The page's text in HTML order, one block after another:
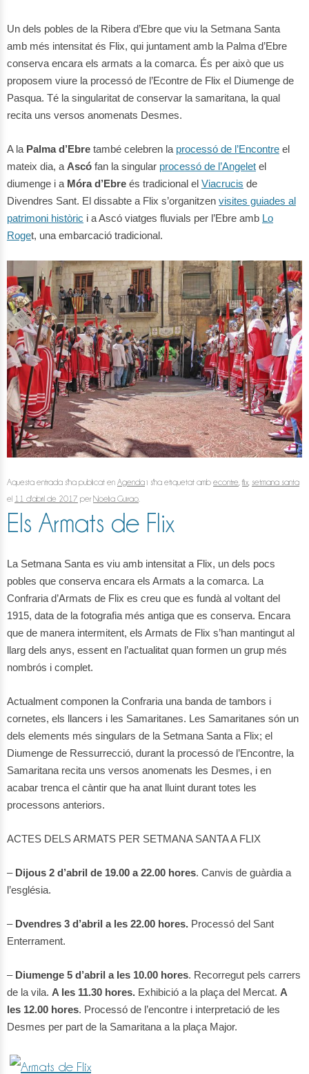
Un dels pobles de la Ribera d’Ebre que viu la Setmana Santa
amb més intensitat és Flix, qui juntament amb la Palma d’Ebre
conserva encara els armats a la comarca. És per això que us
proposem viure la processó de l’Econtre de Flix el Diumenge de
Pasqua. Té la singularitat de conservar la samaritana, la qual
recita uns versos anomenats Desmes.
A la Palma d’Ebre també celebren la processó de l’Encontre el
mateix dia, a Ascó fan la singular processó de l’Angelet el
diumenge i a Móra d’Ebre és tradicional el Viacrucis de
Divendres Sant. El dissabte a Flix s’organitzen visites guiades al
patrimoni històric i a Ascó viatges fluvials per l’Ebre amb Lo
Roget, una embarcació tradicional.
Aquesta entrada s'ha publicat en Agendai s'ha etiquetat amb econtre flix setmana santa
el 11 d'abril de 2017 per Noelia Guirao
Els Armats de Flix
La Setmana Santa es viu amb intensitat a Flix, un dels pocs
pobles que conserva encara els Armats a la comarca. La
Confraria d’Armats de Flix es creu que es fundà al voltant del
1915, data de la fotografia més antiga que es conserva. Encara
que de manera intermitent, els Armats de Flix s’han mantingut al
llarg dels anys, essent en l’actualitat quan formen un grup més
nombrós i complet.
Actualment componen la Confraria una banda de tambors i
cornetes, els llancers i les Samaritanes. Les Samaritanes són un
dels elements més singulars de la Setmana Santa a Flix; el
Diumenge de Ressurrecció, durant la processó de l’Encontre, la
Samaritana recita uns versos anomenats les Desmes, i en
acabar trenca el càntir que ha anat lluint durant totes les
processons anteriors.
ACTES DELS ARMATS PER SETMANA SANTA A FLIX
– Dijous 2 d’abril de 19.00 a 22.00 hores. Canvis de guàrdia a
l’església.
– Dvendres 3 d’abril a les 22.00 hores. Processó del Sant
Enterrament.
– Diumenge 5 d’abril a les 10.00 hores. Recorregut pels carrers
de la vila. A les 11.30 hores. Exhibició a la plaça del Mercat. A
les 12.00 hores. Processó de l’encontre i interpretació de les
Desmes per part de la Samaritana a la plaça Major.